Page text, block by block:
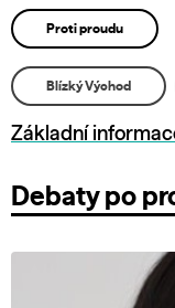
Proti proudu
Blízký Východ
Základní
Debaty po